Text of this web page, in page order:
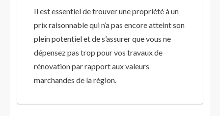
Il est essentiel de trouver une propriété à un
prix raisonnable qui n’a pas encore atteint son
plein potentiel et de s’assurer que vous ne
dépensez pas trop pour vos travaux de
rénovation par rapport aux valeurs
marchandes de la région.